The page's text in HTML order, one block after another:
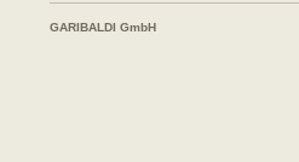
GARIBALDI GmbH